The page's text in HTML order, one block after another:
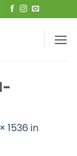
1536 in